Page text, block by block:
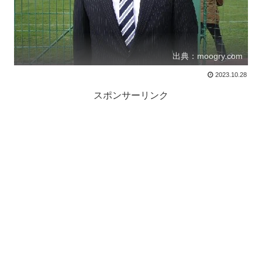
出典：moogry.com
2023.10.28
スポンサーリンク